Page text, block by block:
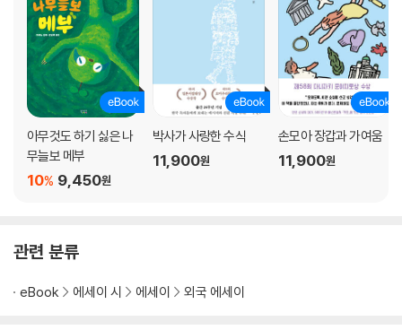
아무것도 하기 싫은 나
무늘보 메부
9,450원
10%
박사가 사랑한 수식
11,900원
손모아 장갑과 가여움
11,900원
관련 분류
eBook 에세이 시 에세이 외국 에세이